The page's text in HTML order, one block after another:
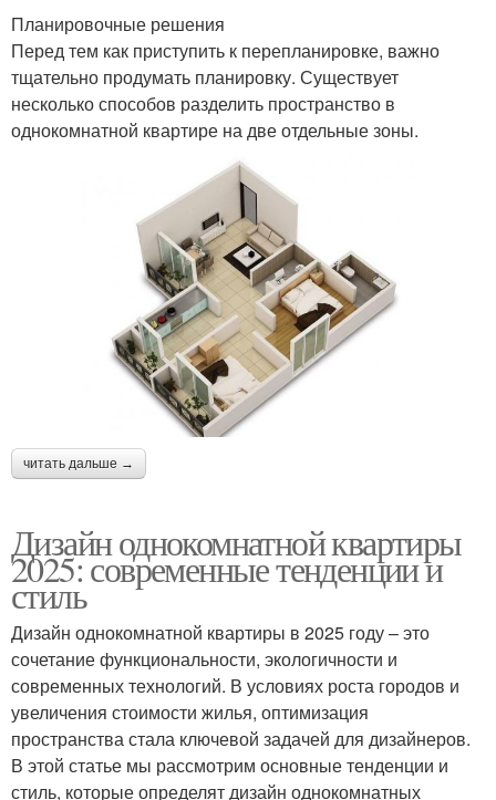
Планировочные решения
Перед тем как приступить к перепланировке, важно
тщательно продумать планировку. Существует
несколько способов разделить пространство в
однокомнатной квартире на две отдельные зоны.
читать дальше →
Дизайн однокомнатной квартиры
2025: современные тенденции и
стиль
Дизайн однокомнатной квартиры в 2025 году – это
сочетание функциональности, экологичности и
современных технологий. В условиях роста городов и
увеличения стоимости жилья, оптимизация
пространства стала ключевой задачей для дизайнеров.
В этой статье мы рассмотрим основные тенденции и
стиль, которые определят дизайн однокомнатных